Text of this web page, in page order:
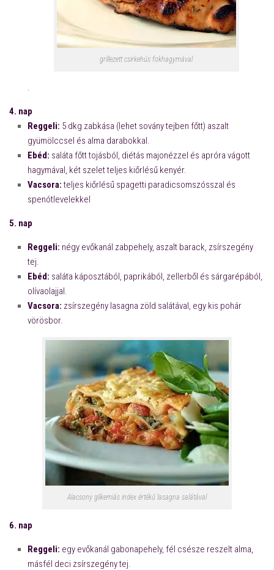
grillezett csirkehús fokhagymával
.
4. nap
Reggeli: 5 dkg zabkása (lehet sovány tejben főtt) aszalt
gyümölccsel és alma darabokkal.
Ebéd: saláta főtt tojásból, diétás majonézzel és apróra vágott
hagymával, két szelet teljes kiőrlésű kenyér.
Vacsora:teljes kiőrlésű spagetti paradicsomszósszal és
spenótlevelekkel
5. nap
Reggeli: négy evőkanál zabpehely, aszalt barack, zsírszegény
tej.
Ebéd: saláta káposztából, paprikából, zellerből és sárgarépából,
olívaolajjal.
Vacsora: zsírszegény lasagna zöld salátával, egy kis pohár
vörösbor.
Alacsony glikemiás index értékű lasagna salátával
6. nap
Reggeli: egy evőkanál gabonapehely, fél csésze reszelt alma,
másfél deci zsírszegény tej.